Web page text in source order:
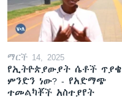
ማርች 14, 2025
የኢትዮጵያውያት ሴቶች ጥያቄ
ምንድን ነው? - የአድማጭ
ተመልካቾች አስተያየት